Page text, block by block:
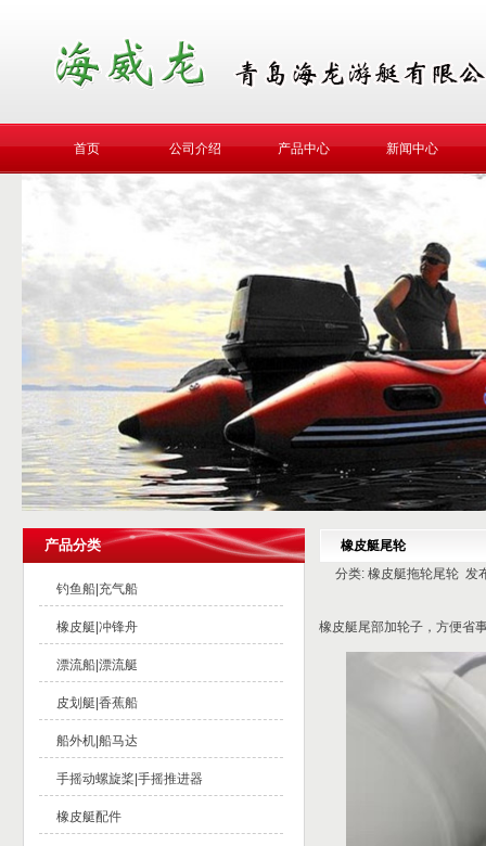
首页 公司介绍 产品中心 新闻中心
橡皮艇尾轮
分类: 橡皮艇拖轮尾轮 发
橡皮艇尾部加轮子，方便省
产品分类
钓鱼船|充气船
橡皮艇|冲锋舟
漂流船|漂流艇
皮划艇|香蕉船
船外机|船马达
手摇动螺旋桨|手摇推进器
橡皮艇配件